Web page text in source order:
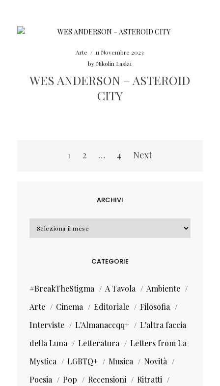
Arte / 11 Novembre 2023
by Nikolin Lasku
WES ANDERSON – ASTEROID
CITY
Navigazione
1 2 … 4 Next
ARCHIVI
Archivi
CATEGORIE
#BreakTheStigma A Tavola
Ambiente
Arte
Cinema Editoriale
Filosofia
Interviste
L'Almanaccqq+
L'altra faccia
della Luna
Letteratura
Letters from La
Mystica
LGBTQ+ Musica
Novità
Poesia
Pop Recensioni
Ritratti